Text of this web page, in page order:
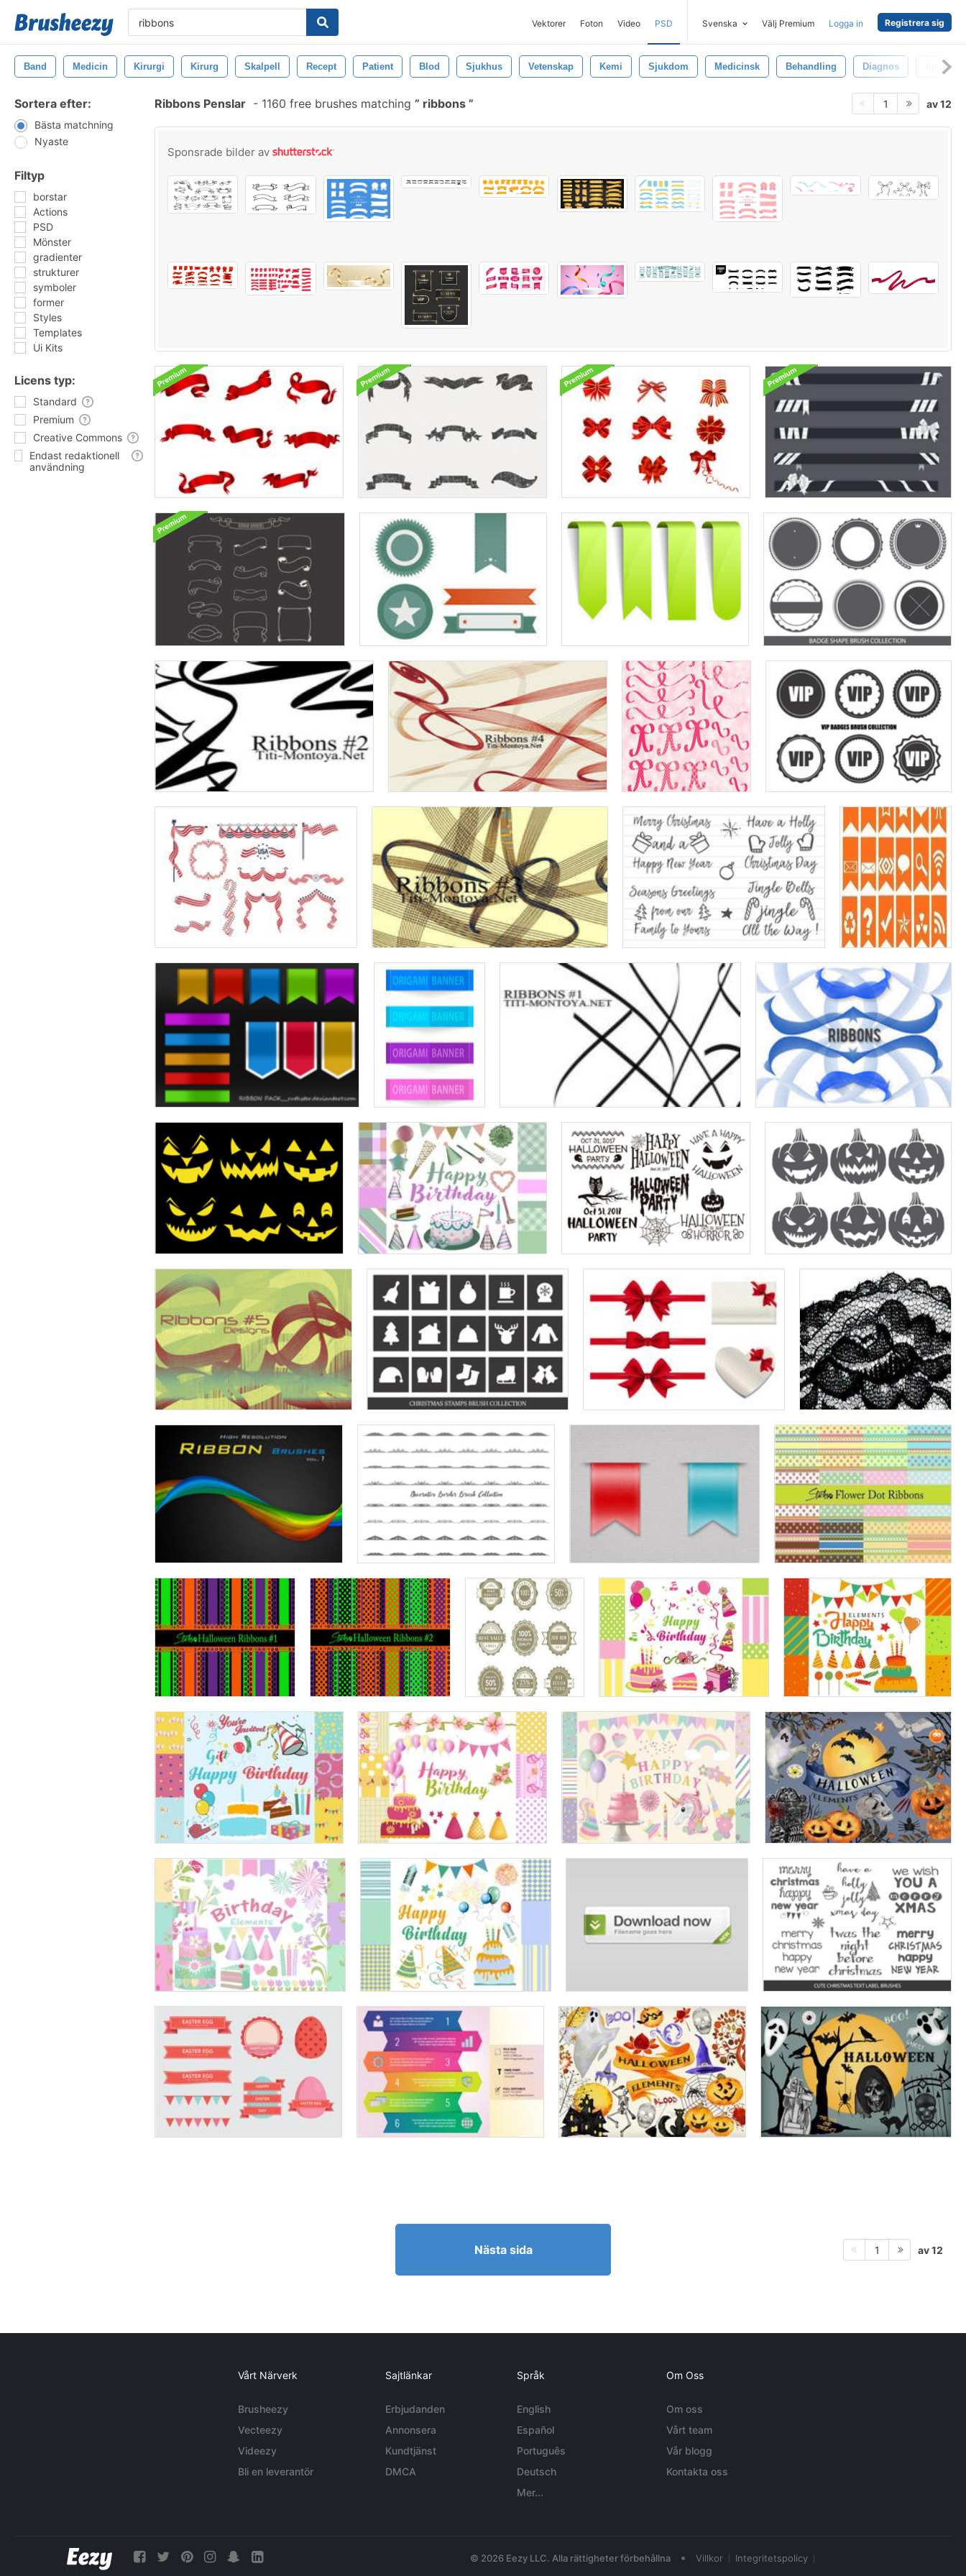
Vektorer Foton Video PSD Svenska Välj Premium Logga in Registrera sig
Band Medicin Kirurgi Kirurg Skalpell Recept Patient Blod Sjukhus Vetenskap Kemi Sjukdom Medicinsk Behandling Diagnos Apotek
Sortera efter:
Bästa matchning
Nyaste
Filtyp
borstar
Actions
PSD
Mönster
gradienter
strukturer
symboler
former
Styles
Templates
Ui Kits
Licens typ:
Standard
Premium
Creative Commons
Endast redaktionell
användning
Ribbons Penslar - 1160 free brushes matching ribbons 1 av 12
Sponsrade bilder av
Nästa sida 1 av 12
Vårt Närverk
Brusheezy
Vecteezy
Videezy
Bli en leverantör
Sajtlänkar
Erbjudanden
Annonsera
Kundtjänst
DMCA
Språk
English
Español
Português
Deutsch
Mer...
Om Oss
Om oss
Vårt team
Vår blogg
Kontakta oss
© 2026 Eezy LLC. Alla rättigheter förbehållna • Villkor Integritetspolicy